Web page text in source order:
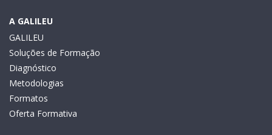
A GALILEU
GALILEU
Soluções de Formação
Diagnóstico
Metodologias
Formatos
Oferta Formativa